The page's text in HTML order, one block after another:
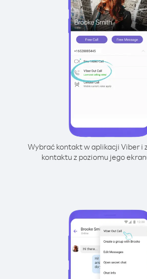
Wybrać kontakt w aplikacji Viber i
kontaktu z poziomu jego